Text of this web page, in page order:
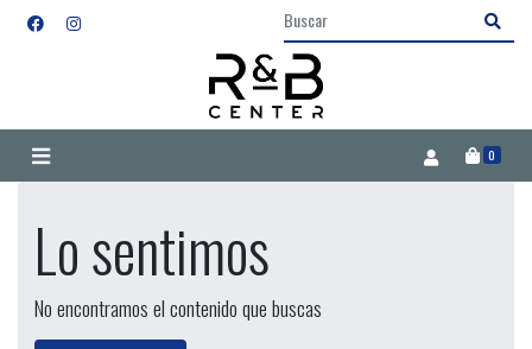
0
Lo sentimos
No encontramos el contenido que buscas